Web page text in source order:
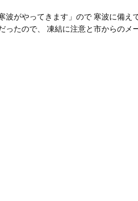
がやってきます」ので 寒波に備え
ったので、 凍結に注意と市からのメ